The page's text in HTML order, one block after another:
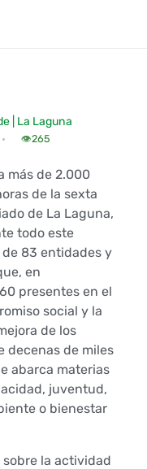
| La Laguna
👁️265
más de 2.000
de la sexta
de La Laguna,
todo este
83 entidades y
en
presentes en el
social y la
de los
decenas de miles
abarca materias
juventud,
o bienestar
la actividad